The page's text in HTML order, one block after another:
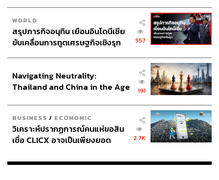
*อัตราผลตอบแทนยังไม่รวมการหักภาษี ณ ที่จ่าย 15%
ตัวอย่างราคานำเสนอ ณ วันที่ 27 กุมภาพันธ์ 2567
WORLD
สรุปภารกิจอนุทิน เยือนอินโดนีเซีย
ขับเคลื่อนการทูตเศรษฐกิจเชิงรุก
557
Navigating Neutrality:
Thailand and China in the Age
191
BUSINESS / ECONOMIC
วิเคราะห์ปรากฏการณ์คนแห่ขอสิน
เชื่อ CLICX อาจเป็นเพียงยอด
เรือนไทยที่ถูกซุกไว้
2.7K